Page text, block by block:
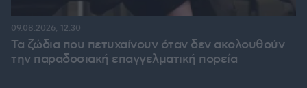
Τα ζώδια που πετυχαίνουν όταν δεν ακολουθούν
την παραδοσιακή επαγγελματική πορεία
09.08.2026, 12:30